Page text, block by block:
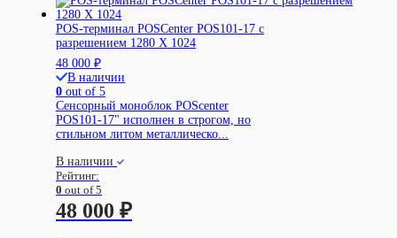
POS-терминал POSCenter POS101-17 с
разрешением 1280 X 1024
48 000 ₽
В наличии
0 out of 5
Сенсорный моноблок POScenter
POS101-17" исполнен в строгом, но
стильном литом металлическо...
В наличии
Рейтинг:
0 out of 5
48 000 ₽